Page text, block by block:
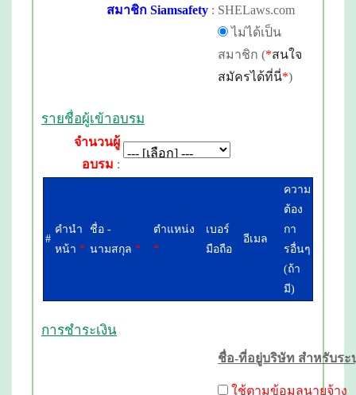
สมาชิก Siamsafety : SHELaws.com
ไม่ได้เป็น
สมาชิก (*สนใจ
สมัครได้ที่นี่*)
รายชื่อผู้เข้าอบรม
จำนวนผู้
อบรม :
#
คำนำ
หน้า *
ชื่อ -
นามสกุล *
ตำแหน่ง
*
เบอร์
มือถือ
อีเมล
ความ
ต้อง
กา
รอื่นๆ
(ถ้า
มี)
การชำระเงิน
ชื่อ-ที่อยู่บริษัท สำหรับระ
ใช้ตามข้อมูลนายจ้าง